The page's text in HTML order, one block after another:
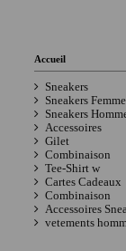
Accueil
Sneakers
Sneakers Femme
Sneakers
Accessoires
Gilet
Combinaison
Tee-Shirt w
Cartes Cadeaux
Combinaison
Accessoires
vetements